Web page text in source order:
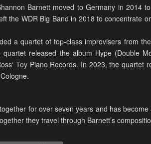
Barnett moved to Germany in 2014
the WDR Big Band in 2018 to
a quartet of top-class improvisers from
released the album Hype (Double
Toy Piano Records. In 2023, the
for over seven years and has
they travel through Barnett’s